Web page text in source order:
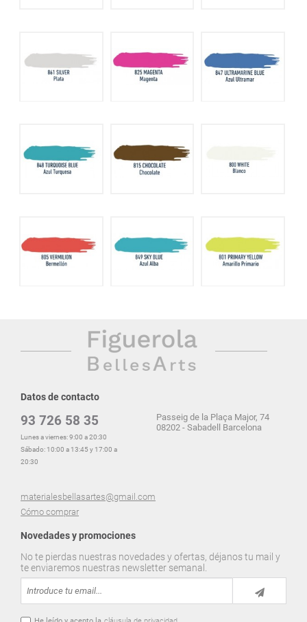
Datos de contacto
93 726 58 35
Lunes a viernes: 9:00 a 20:30
Sábado: 10:00 a 13:45 y 17:00 a
20:30
materialesbellasartes@gmail.com
Cómo comprar
Passeig de la Plaça Major, 74
08202 - Sabadell Barcelona
Novedades y promociones
No te pierdas nuestras novedades y ofertas, déjanos tu mail y
te enviaremos nuestras newsletter semanal.